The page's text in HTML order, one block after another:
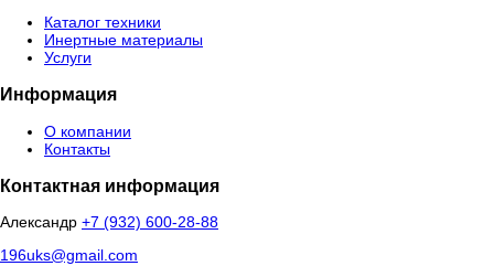
Каталог техники
Инертные материалы
Услуги
Информация
О компании
Контакты
Контактная информация
Александр +7 (932) 600-28-88
196uks@gmail.com